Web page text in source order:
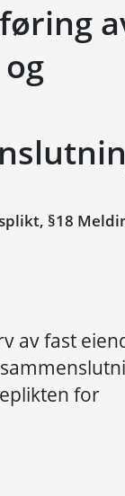
§18
av fast
for